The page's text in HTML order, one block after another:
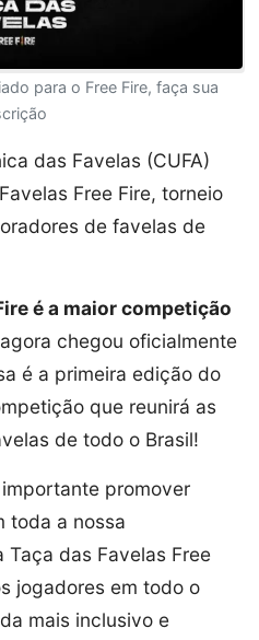
para o Free Fire, faça sua
das Favelas (CUFA)
Free Fire, torneio
de favelas de
é a maior competição
chegou oficialmente
é a primeira edição do
que reunirá as
de todo o Brasil!
promover
toda a nossa
das Favelas Free
jogadores em todo o
mais inclusivo e